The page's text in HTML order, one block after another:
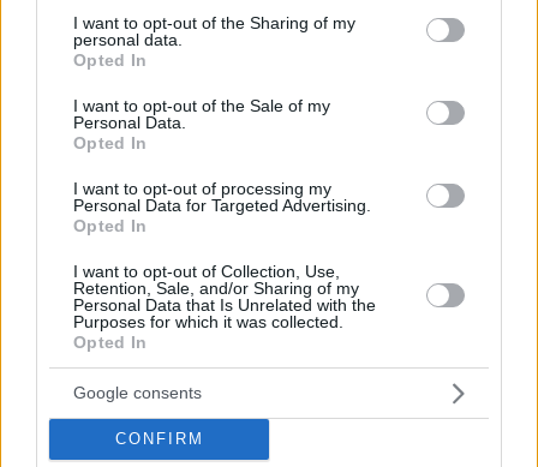
not limited to your visit or usage behaviour. You may click to
grant or deny consent to Google and its third-party tags to
use your data for below specified purposes in below Google
consent section.
I want to opt-out of the Sharing of my
personal data.
Opted In
I want to opt-out of the Sale of my
Personal Data.
Opted In
I want to opt-out of processing my
Personal Data for Targeted Advertising.
Opted In
I want to opt-out of Collection, Use,
Retention, Sale, and/or Sharing of my
Personal Data that Is Unrelated with the
Purposes for which it was collected.
Opted In
Google consents
CONFIRM